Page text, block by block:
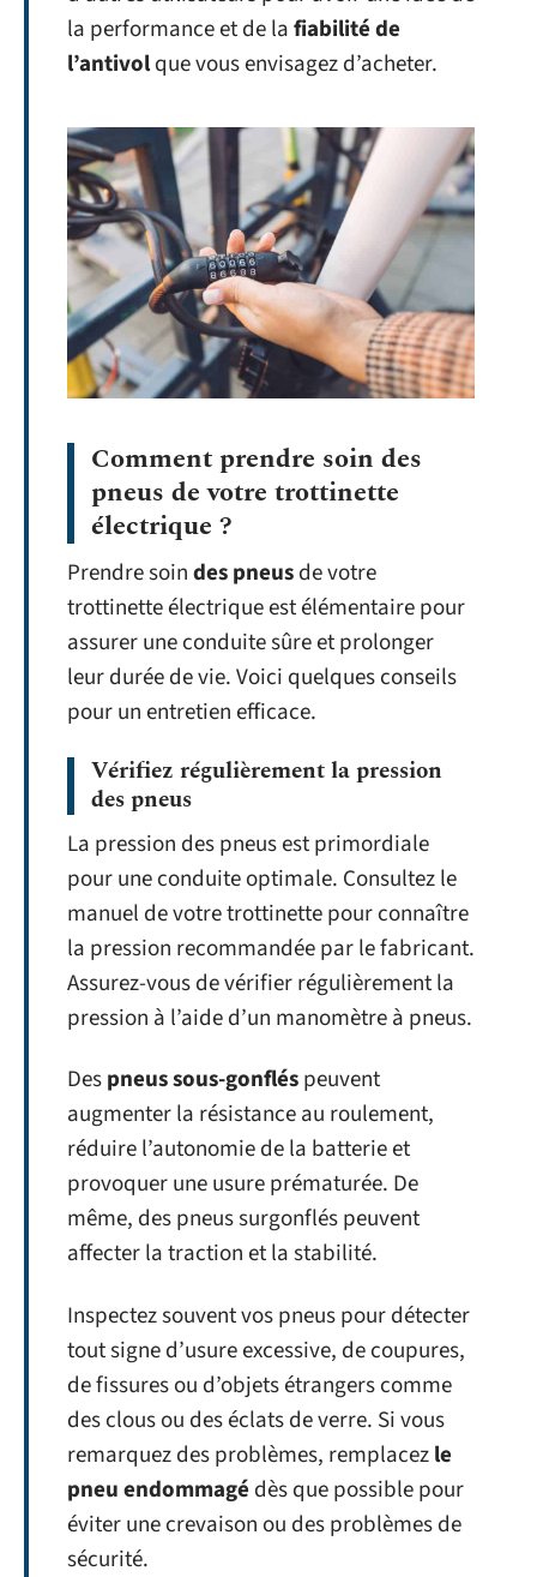
la performance et de lafiabilité de
l’antivolque vous envisagez d’acheter.
Comment prendre soin des
pneus de votre trottinette
électrique ?
Prendre soindes pneusde votre
trottinette électrique est élémentaire pour
assurer une conduite sûre et prolonger
leur durée de vie. Voici quelques conseils
pour un entretien efficace.
Vérifiez régulièrement la pression
des pneus
La pression des pneus est primordiale
pour une conduite optimale. Consultez le
manuel de votre trottinette pour connaître
la pression recommandée par le fabricant.
Assurez-vous de vérifier régulièrement la
pression à l’aide d’un manomètre à pneus.
Despneus sous-gonfléspeuvent
augmenter la résistance au roulement,
réduire l’autonomie de la batterie et
provoquer une usure prématurée. De
même, des pneus surgonflés peuvent
affecter la traction et la stabilité.
Inspectez souvent vos pneus pour détecter
tout signe d’usure excessive, de coupures,
de fissures ou d’objets étrangers comme
des clous ou des éclats de verre. Si vous
remarquez des problèmes, remplacezle
pneu endommagé dès que possible pour
éviter une crevaison ou des problèmes de
sécurité.